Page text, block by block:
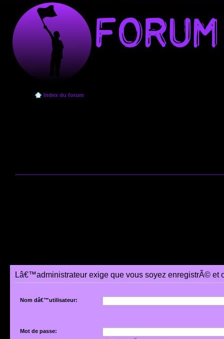
Index du forum
Lâ€™administrateur exige que vous soyez enregistrÃ©
Nom dâ€™utilisateur:
Mot de passe: